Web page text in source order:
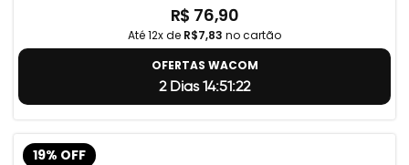
R$ 76,90
Até 12x de R$7,83 no cartão
OFERTAS WACOM
2 Dias 14:51:22
19% OFF